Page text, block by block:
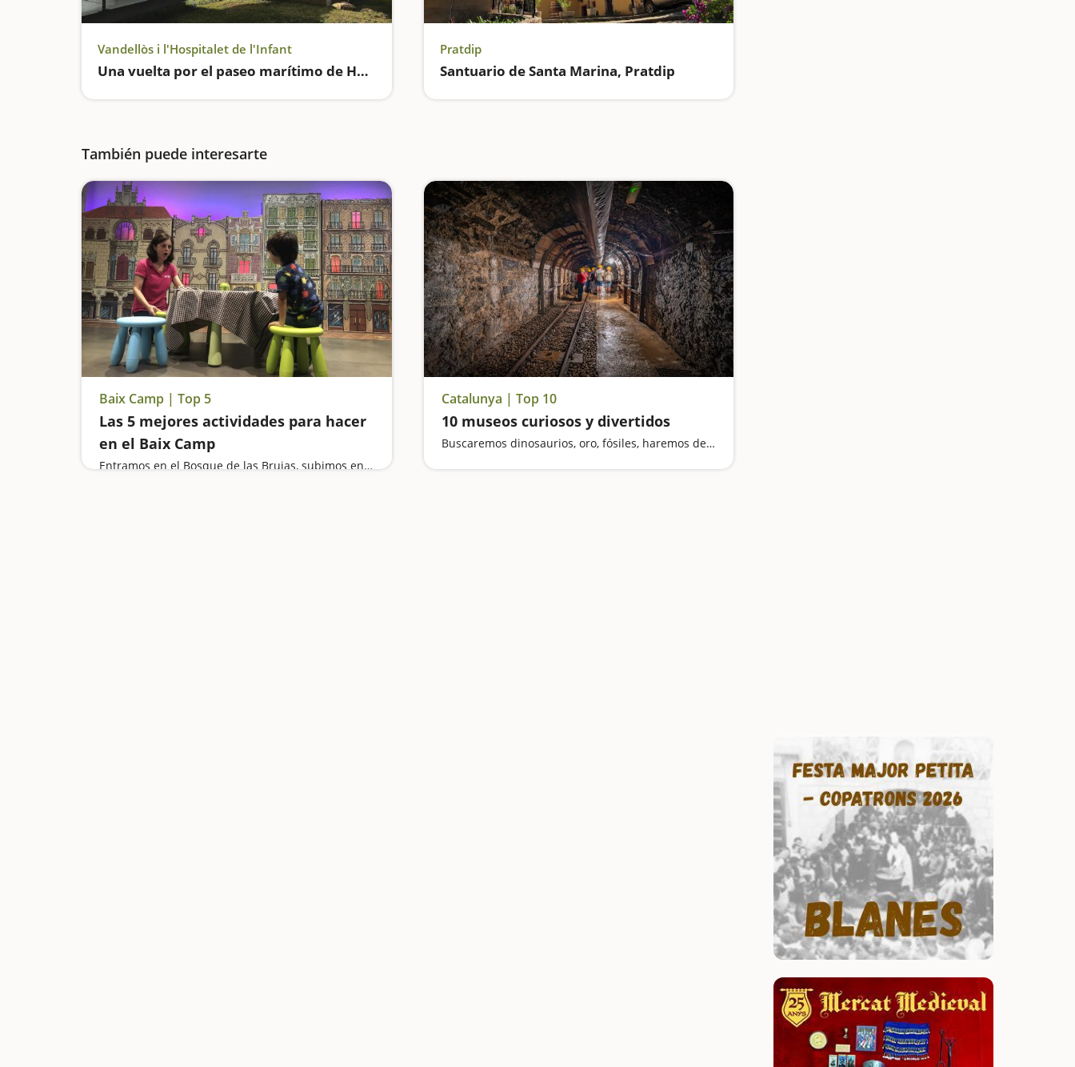
Vandellòs i l'Hospitalet de l'Infant
Una vuelta por el paseo marítimo de Hospitalet de l'Infant
Pratdip
Santuario de Santa Marina, Pratdip
También puede interesarte
Baix Camp | Top 5
Las 5 mejores actividades para hacer
en el Baix Camp
Entramos en el Bosque de las Brujas, subimos en un trenecito de miniatura, visitamos el Centre Gaudí de Reus y vamos de excursión hasta una de las pozas más espectaculares de Catalunya
Catalunya | Top 10
10 museos curiosos y divertidos
Buscaremos dinosaurios, oro, fósiles, haremos de mineros y nos sentiremos gigantes